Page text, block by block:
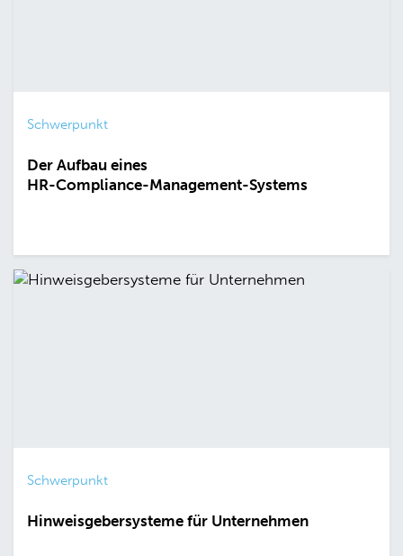
Schwerpunkt
Der Aufbau eines
HR-Compliance-Management-Systems
Schwerpunkt
Hinweisgebersysteme für Unternehmen